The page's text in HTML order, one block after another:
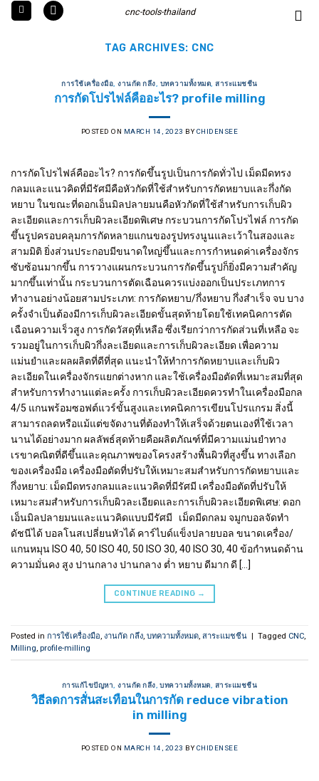
Skip
cnc-tools-thailand
TAG ARCHIVES: CNC
การใช้เครื่องมือ,งานกัด กลึง, บทความทั้งหมด,สาระแมชชีน
การกัดโปรไฟล์คืออะไร? profile milling
POSTED ON MARCH 14, 2023 BYCHIDENSEE
การกัดโปรไฟล์คืออะไร? การกัดขึ้นรูปเป็นการกัดทั่วไป เม็ดมีดทรง
กลมและแนวคิดที่มีรัศมีคือหัวกัดที่ใช้สำหรับการกัดหยาบและกึ่งกัด
หยาบ ในขณะที่ดอกเอ็นมิลปลายมนคือหัวกัดที่ใช้สำหรับการเก็บผิว
ละเอียดและการเก็บผิวละเอียดพิเศษ กระบวนการกัดโปรไฟล์ การกัด
ขึ้นรูปครอบคลุมการกัดหลายแกนของรูปทรงนูนและเว้าในสองและ
สามมิติ ยิ่งส่วนประกอบมีขนาดใหญ่ขึ้นและการกำหนดค่าเครื่องจักร
ซับซ้อนมากขึ้น การวางแผนกระบวนการกัดขึ้นรูปก็ยิ่งมีความสำคัญ
มากขึ้นเท่านั้น กระบวนการตัดเฉือนควรแบ่งออกเป็นประเภทการ
ทำงานอย่างน้อยสามประเภท: การกัดหยาบ/กึ่งหยาบ กึ่งสำเร็จ จบ บาง
ครั้งจำเป็นต้องมีการเก็บผิวละเอียดขั้นสุดท้ายโดยใช้เทคนิคการตัด
เฉือนความเร็วสูง การกัดวัสดุที่เหลือ ซึ่งเรียกว่าการกัดส่วนที่เหลือ จะ
รวมอยู่ในการเก็บผิวกึ่งละเอียดและการเก็บผิวละเอียด เพื่อความ
แม่นยำและผลผลิตที่ดีที่สุด แนะนำให้ทำการกัดหยาบและเก็บผิว
ละเอียดในเครื่องจักรแยกต่างหาก และใช้เครื่องมือตัดที่เหมาะสมที่สุด
สำหรับการทำงานแต่ละครั้ง การเก็บผิวละเอียดควรทำในเครื่องมือกล
4/5 แกนพร้อมซอฟต์แวร์ขั้นสูงและเทคนิคการเขียนโปรแกรม สิ่งนี้
สามารถลดหรือแม้แต่ขจัดงานที่ต้องทำให้เสร็จด้วยตนเองที่ใช้เวลา
นานได้อย่างมาก ผลลัพธ์สุดท้ายคือผลิตภัณฑ์ที่มีความแม่นยำทาง
เรขาคณิตที่ดีขึ้นและคุณภาพของโครงสร้างพื้นผิวที่สูงขึ้น ทางเลือก
ของเครื่องมือ เครื่องมือตัดที่ปรับให้เหมาะสมสำหรับการกัดหยาบและ
กึ่งหยาบ: เม็ดมีดทรงกลมและแนวคิดที่มีรัศมี เครื่องมือตัดที่ปรับให้
เหมาะสมสำหรับการเก็บผิวละเอียดและการเก็บผิวละเอียดพิเศษ: ดอก
เอ็นมิลปลายมนและแนวคิดแบบมีรัศมี เม็ดมีดกลม จมูกบอลจัดทำ
ดัชนีได้ บอลโนสเปลี่ยนหัวได้ คาร์ไบด์แข็งปลายบอล ขนาดเครื่อง/
แกนหมุน ISO 40, 50 ISO 40, 50 ISO 30, 40 ISO 30, 40 ข้อกำหนดด้าน
ความมั่นคง สูง ปานกลาง ปานกลาง ต่ำ หยาบ ดีมาก ดี […]
CONTINUE READING →
Posted in การใช้เครื่องมือ, งานกัด กลึง,บทความทั้งหมด,สาระแมชชีน | Tagged CNC,
Milling,profile-milling
การแก้ไขปัญหา,งานกัด กลึง,บทความทั้งหมด, สาระแมชชีน
วิธีลดการสั่นสะเทือนในการกัด reduce vibration
in milling
POSTED ON MARCH 14, 2023 BYCHIDENSEE